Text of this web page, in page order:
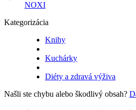
NOXI
Kategorizácia
Knihy
Kuchárky
Diéty a zdravá výživa
Našli ste chybu alebo škodlivý obsah?